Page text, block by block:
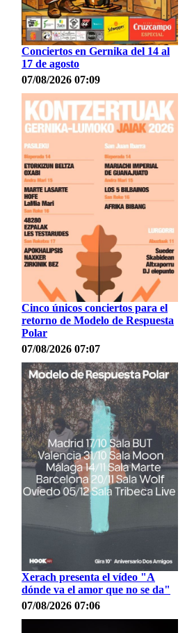
Conciertos en Gernika del 14 al
17 de agosto
07/08/2026 07:09
Cinco únicos conciertos para el
retorno de Modelo de Respuesta
Polar
07/08/2026 07:07
Xerach presenta el vídeo "A
dónde va el amor que no se da"
07/08/2026 07:06